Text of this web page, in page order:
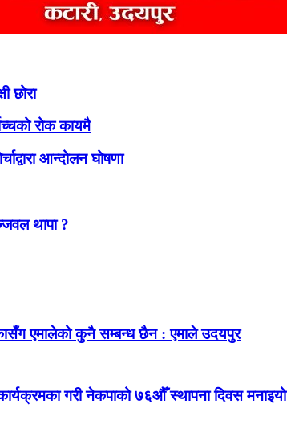
छोरा
रोक कायमै
आन्दोलन घोषणा
थापा ?
एमालेको कुनै सम्बन्ध छैन : एमाले उदयपुर
गरी नेकपाको ७६औँ स्थापना दिवस मनाइयो